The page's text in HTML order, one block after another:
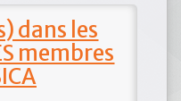
dans les
membres